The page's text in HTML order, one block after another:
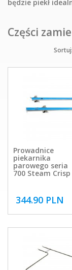
będzie piekł
Części
Sortuj:
Prowadnice
piekarnika
parowego seria
700 Steam Crisp
344.90 PLN